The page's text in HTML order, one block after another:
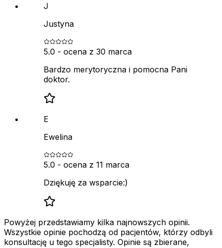
J
Justyna
5.0 - ocena z 30 marca
Bardzo merytoryczna i pomocna Pani
doktor.
E
Ewelina
5.0 - ocena z 11 marca
Dziękuję za wsparcie:)
Powyżej przedstawiamy kilka najnowszych opinii.
Wszystkie opinie pochodzą od pacjentów, którzy odbyli
konsultację u tego specjalisty. Opinie są zbierane,